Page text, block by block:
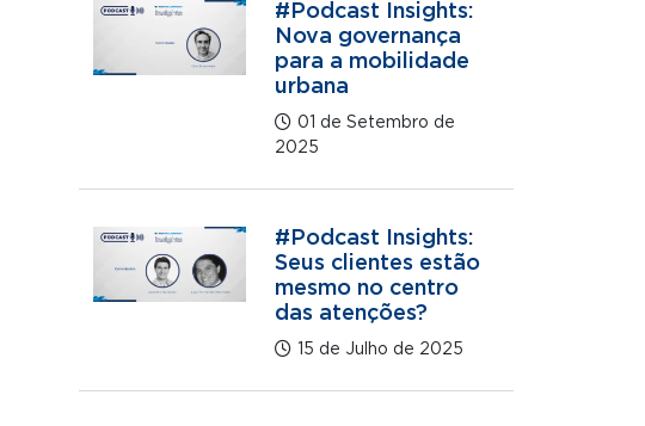
#Podcast Insights:
Nova governança
para a mobilidade
urbana
01 de Setembro de
2025
#Podcast Insights:
Seus clientes estão
mesmo no centro
das atenções?
15 de Julho de 2025